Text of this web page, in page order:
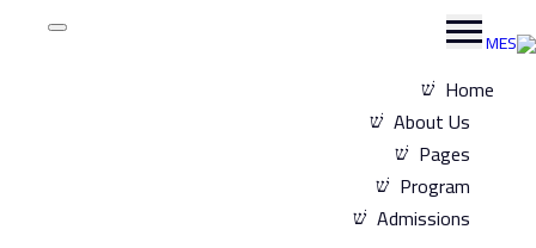
About Us
Pages
Program
Admissions